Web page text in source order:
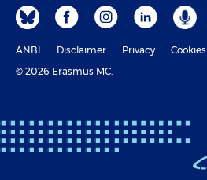
ANBI Disclaimer Privacy Cookies
© 2026 Erasmus MC.